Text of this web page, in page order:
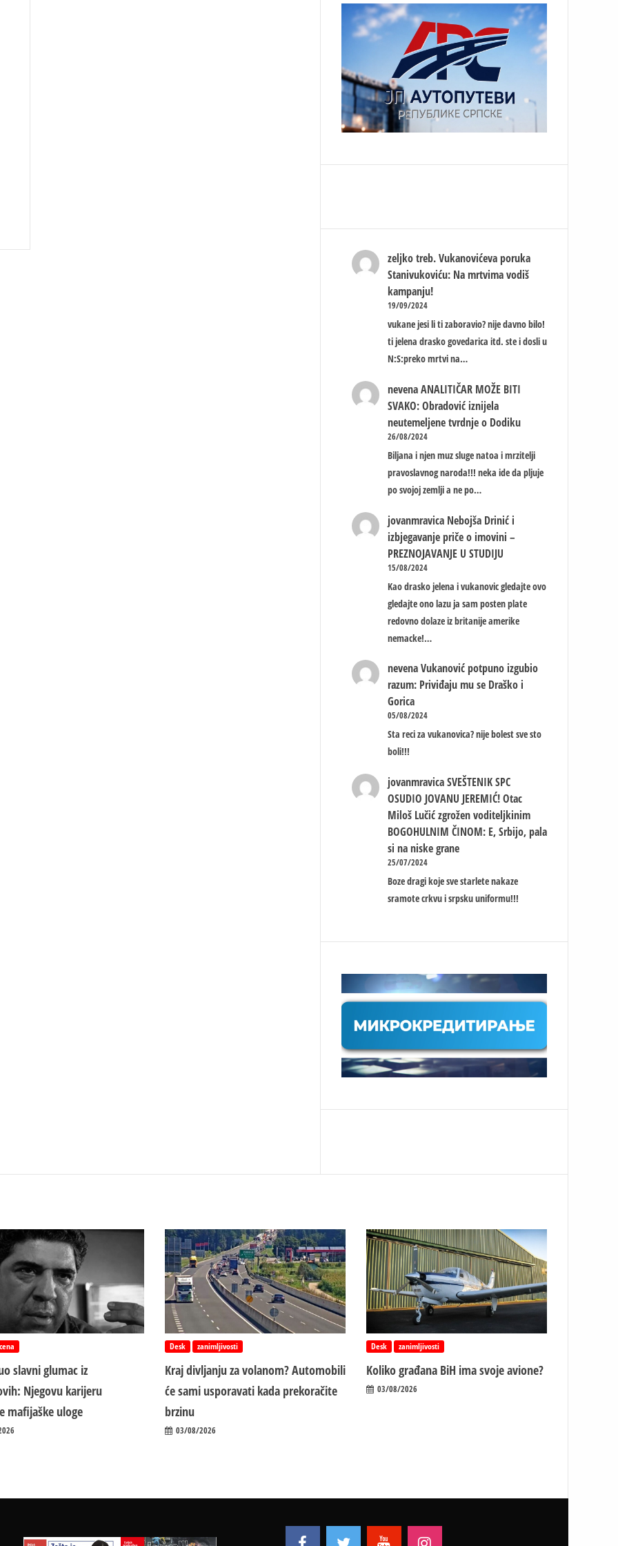
zeljko treb. Vukanovićeva poruka
Stanivukoviću: Na mrtvima vodiš
kampanju!
19/09/2024
vukane jesi li ti zaboravio? nije davno bilo!
ti jelena drasko govedarica itd. ste i dosli u
N:S:preko mrtvi na…
nevena ANALITIČAR MOŽE BITI
SVAKO: Obradović iznijela
neutemeljene tvrdnje o Dodiku
26/08/2024
Biljana i njen muz sluge natoa i mrzitelji
pravoslavnog naroda!!! neka ide da pljuje
po svojoj zemlji a ne po…
jovanmravica Nebojša Drinić i
izbjegavanje priče o imovini –
PREZNOJAVANJE U STUDIJU
15/08/2024
Kao drasko jelena i vukanovic gledajte ovo
gledajte ono lazu ja sam posten plate
redovno dolaze iz britanije amerike
nemacke!…
nevena Vukanović potpuno izgubio
razum: Priviđaju mu se Draško i
Gorica
05/08/2024
Sta reci za vukanovica? nije bolest sve sto
boli!!!
jovanmravica SVEŠTENIK SPC
OSUDIO JOVANU JEREMIĆ! Otac
Miloš Lučić zgrožen voditeljkinim
BOGOHULNIM ČINOM: E, Srbijo, pala
si na niske grane
25/07/2024
Boze dragi koje sve starlete nakaze
sramote crkvu i srpsku uniformu!!!
slavni glumac iz
Njegovu karijeru
mafijaške uloge
Desk zanimljivosti
Kraj divljanju za volanom? Automobili
će sami usporavati kada prekoračite
brzinu
03/08/2026
Desk zanimljivosti
Koliko građana BiH ima svoje avione?
03/08/2026